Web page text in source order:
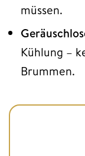
müssen.
Kühlung –
Brummen.